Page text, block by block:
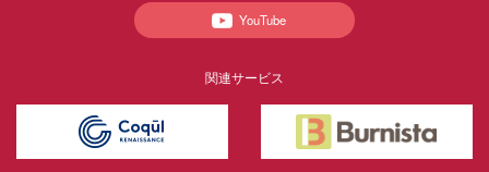
YouTube
関連サービス